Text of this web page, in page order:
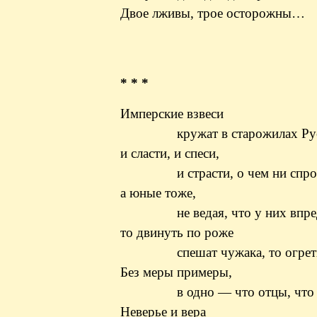
Двое лживы, трое осторожны…
* * *
Имперские взвеси
кружат в старожилах
и сласти, и спеси,
и страсти, о чем ни
а юные тоже,
не ведая, что у них
то двинуть по роже
спешат чужака, то
Без меры примеры,
в одно — что отцы, что
Неверье и вера